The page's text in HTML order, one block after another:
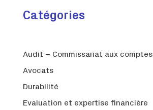
Catégories
Audit – Commissariat aux comptes
Avocats
Durabilité
Evaluation et expertise financière